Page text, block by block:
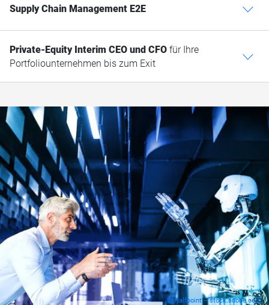
Supply Chain Management E2E c
Private-Equity Interim CEO und CFO für Ihre
Portfoliounternehmen bis zum Exit
c
© Halfpoint – stock.adobe.com